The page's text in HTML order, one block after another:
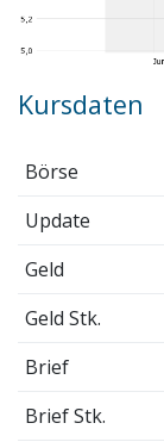
Kursdaten
Börse
Update
Geld
Geld Stk.
Brief
Brief Stk.